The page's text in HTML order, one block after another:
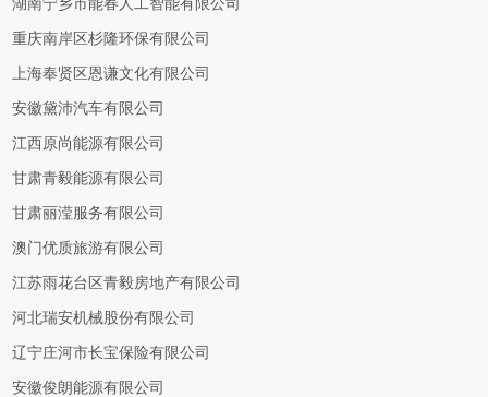
湖南宁乡市能春人工智能有限公司
重庆南岸区杉隆环保有限公司
上海奉贤区恩谦文化有限公司
安徽黛沛汽车有限公司
江西原尚能源有限公司
甘肃青毅能源有限公司
甘肃丽滢服务有限公司
澳门优质旅游有限公司
江苏雨花台区青毅房地产有限公司
河北瑞安机械股份有限公司
辽宁庄河市长宝保险有限公司
安徽俊朗能源有限公司